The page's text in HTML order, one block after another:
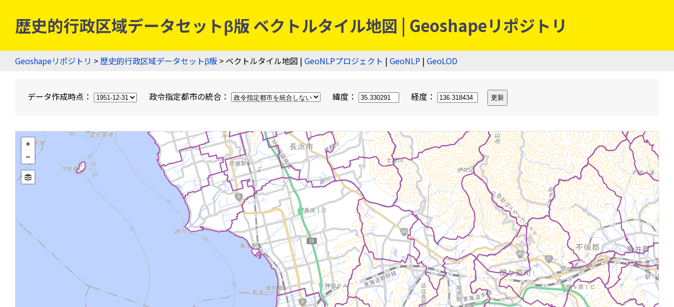
歴史的行政区域データセットβ版 ベクトルタイル地図 | Geoshapeリポジトリ
Geoshapeリポジトリ >歴史的行政区域データセットβ版 > ベクトルタイル地図 | GeoNLPプロジェクト | GeoNLP | GeoLOD
データ作成時点： 政令指定都市の統合： 緯度： 経度：